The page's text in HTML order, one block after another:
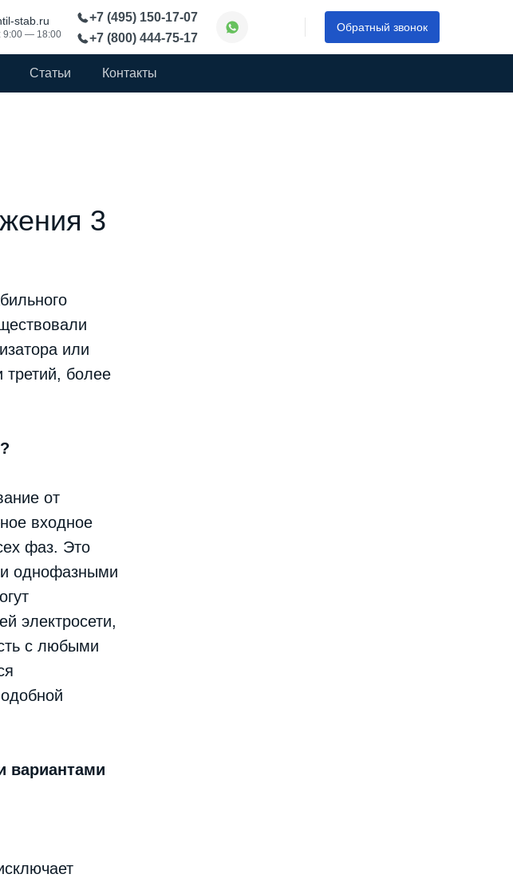
+7 (495) 150-17-07
stab.ru Обратный звонок
9:00 — 18:00 +7 (800) 444-75-17
Статьи Контакты
3
или
более
от
входное
фаз. Это
и однофазными
электросети,
с любыми
вариантами